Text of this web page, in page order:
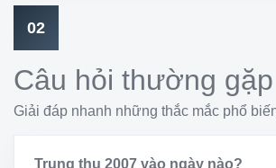
02
Câu hỏi thường gặp
Giải đáp nhanh những thắc mắc phổ
Trung thu 2007 vào ngày nào?